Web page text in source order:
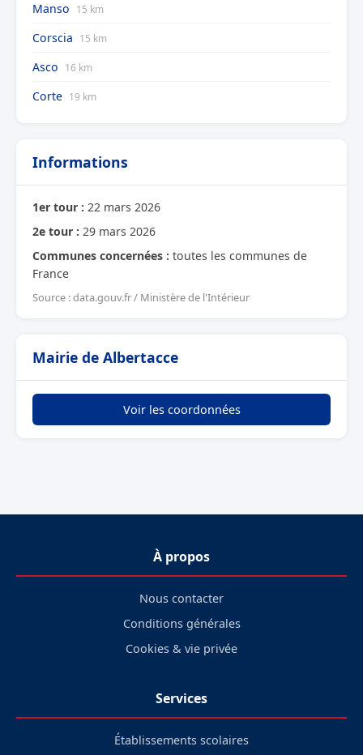
Manso 15 km
Corscia 15 km
Asco 16 km
Corte 19 km
Informations
1er tour : 22 mars 2026
2e tour : 29 mars 2026
Communes concernées : toutes les communes de
France
Source : data.gouv.fr / Ministère de l'Intérieur
Mairie de Albertacce
Voir les coordonnées
À propos
Nous contacter
Conditions générales
Cookies & vie privée
Services
Établissements scolaires